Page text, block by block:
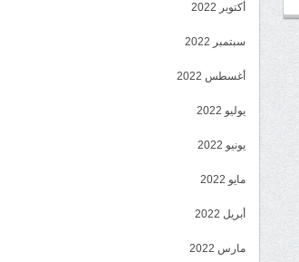
أكتوبر 2022
سبتمبر 2022
أغسطس 2022
يوليو 2022
يونيو 2022
مايو 2022
أبريل 2022
مارس 2022